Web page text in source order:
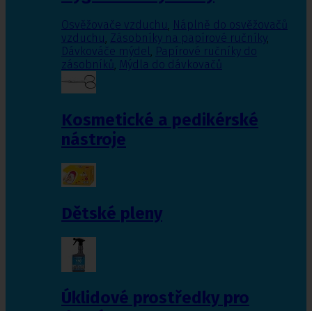
Osvěžovače vzduchu, Náplně do osvěžovačů
vzduchu, Zásobníky na papírové ručníky,
Dávkováče mýdel, Papírové ručníky do
zásobníků, Mýdla do dávkovačů
Kosmetické a pedikérské
nástroje
Dětské pleny
Úklidové prostředky pro